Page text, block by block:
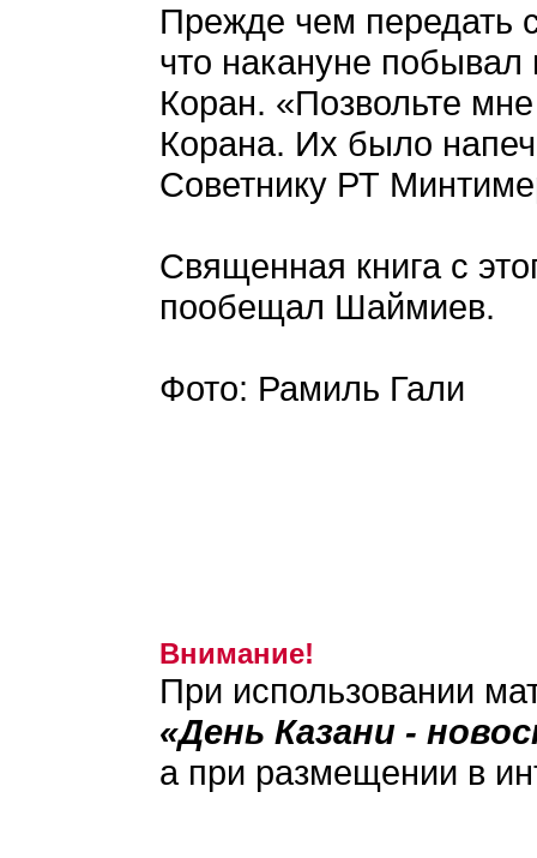
Прежде чем передать
что накануне
Коран. «Позвольте
Корана. Их было
Советнику РТ
Священная книга с
пообещал Шаймиев.
Фото: Рамиль Гали
Внимание!
При использовании
«День Казани -
а при размещении в